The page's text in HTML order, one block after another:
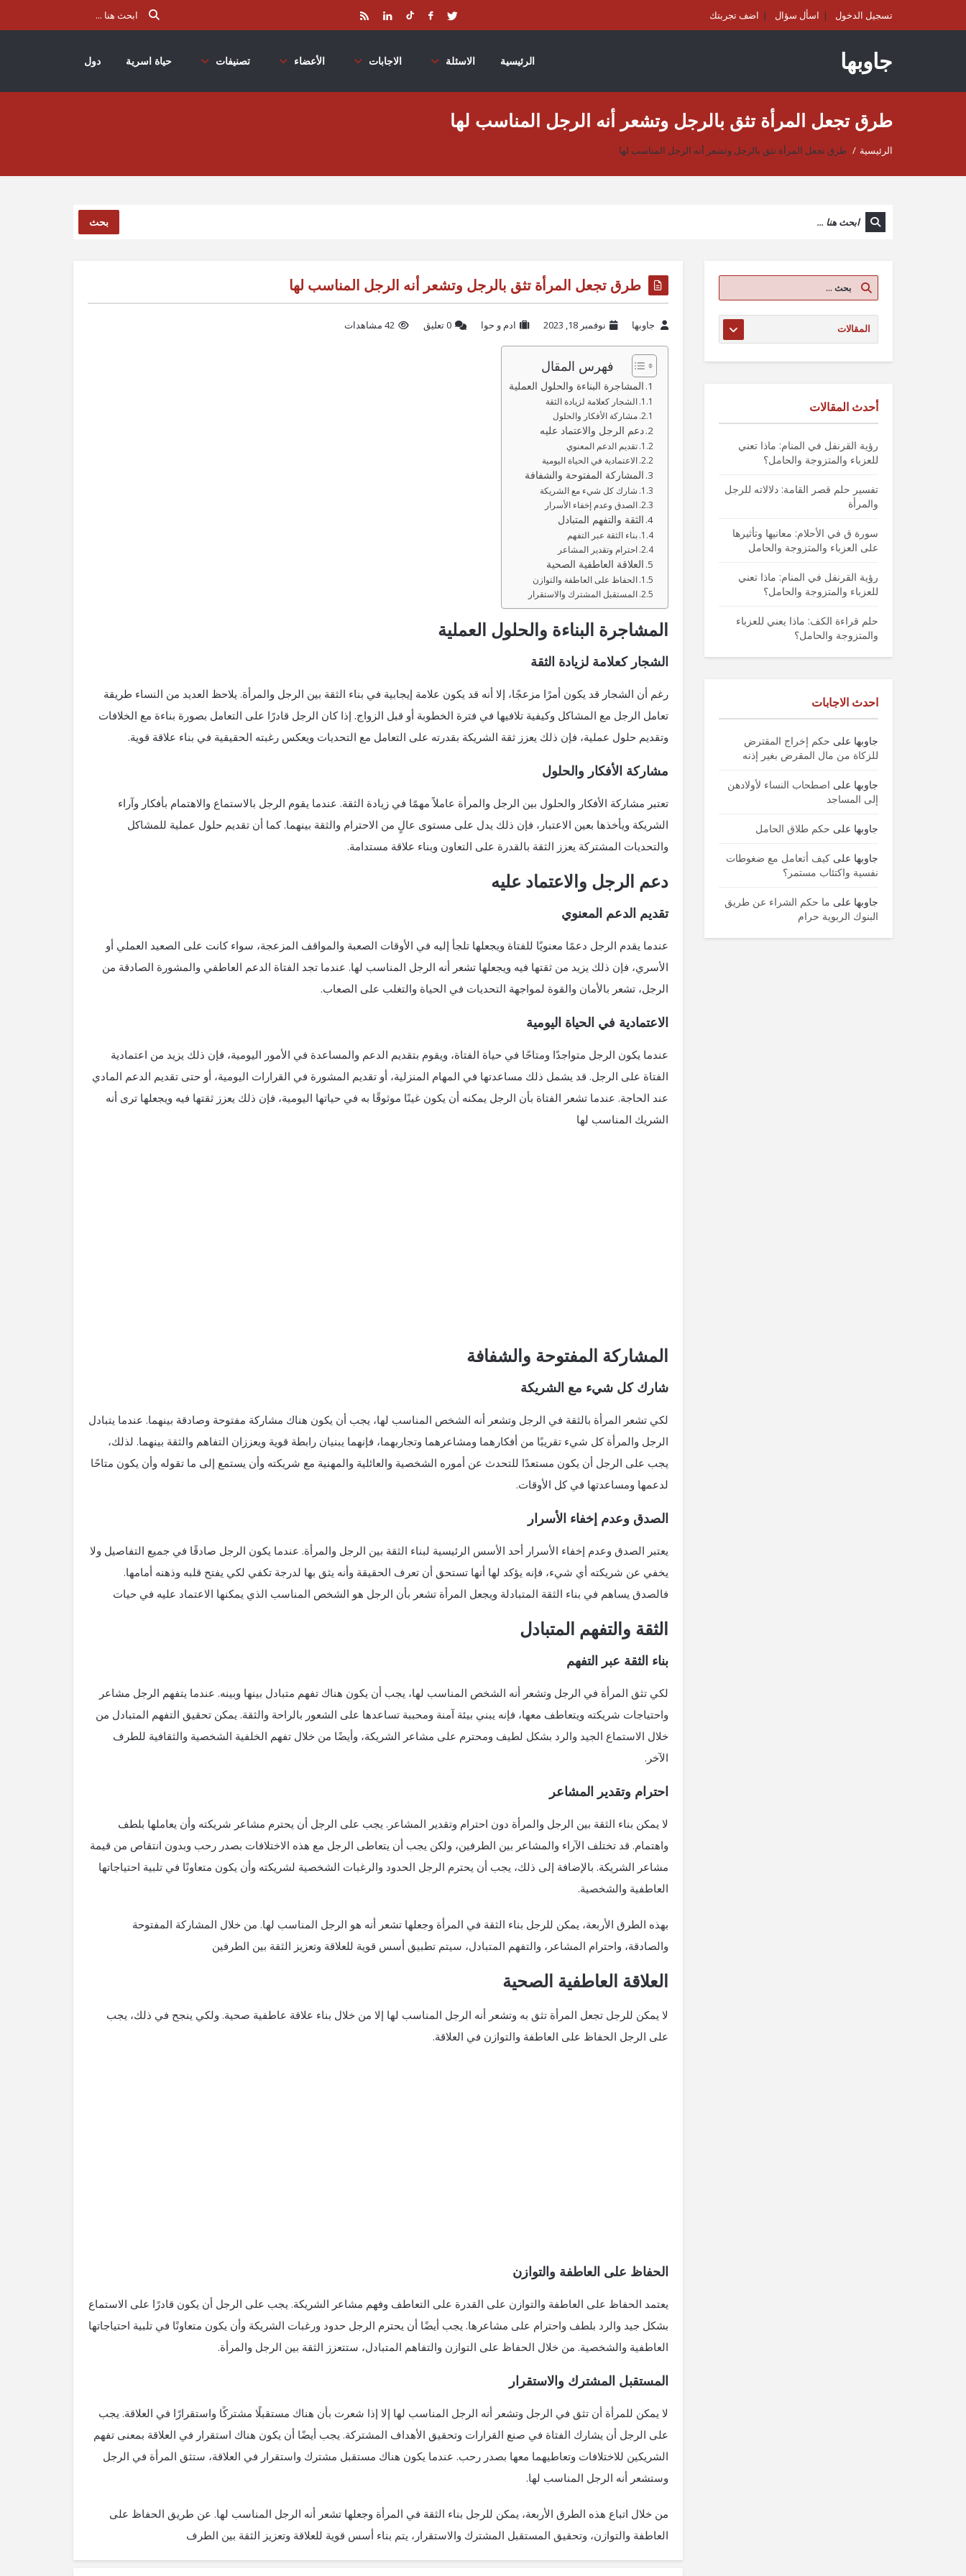
تسجيل الدخول اسأل سؤال اضف تجربتك
جاوبها الرئيسية الاسئلة الاجابات الأعضاء تصنيفات حياة اسرية دول
طرق تجعل المرأة تثق بالرجل وتشعر أنه الرجل المناسب لها
الرئيسية / طرق تجعل المرأة تثق بالرجل وتشعر أنه الرجل المناسب لها
بحث
طرق تجعل المرأة تثق بالرجل وتشعر أنه الرجل المناسب لها
جاوبها نوفمبر 18, 2023 ادم و حوا ‫0 تعليق 42 مشاهدات
فهرس المقال
المشاجرة البناءة والحلول العملية
الشجار كعلامة لزيادة الثقة
مشاركة الأفكار والحلول
دعم الرجل والاعتماد عليه
تقديم الدعم المعنوي
الاعتمادية في الحياة اليومية
المشاركة المفتوحة والشفافة
شارك كل شيء مع الشريكة
الصدق وعدم إخفاء الأسرار
الثقة والتفهم المتبادل
بناء الثقة عبر التفهم
احترام وتقدير المشاعر
العلاقة العاطفية الصحية
الحفاظ على العاطفة والتوازن
المستقبل المشترك والاستقرار
المشاجرة البناءة والحلول العملية
الشجار كعلامة لزيادة الثقة
رغم أن الشجار قد يكون أمرًا مزعجًا، إلا أنه قد يكون علامة إيجابية في بناء الثقة بين الرجل والمرأة. يلاحظ العديد من النساء طريقة
تعامل الرجل مع المشاكل وكيفية تلافيها في فترة الخطوبة أو قبل الزواج. إذا كان الرجل قادرًا على التعامل بصورة بناءة مع الخلافات
وتقديم حلول عملية، فإن ذلك يعزز ثقة الشريكة بقدرته على التعامل مع التحديات ويعكس رغبته الحقيقية في بناء علاقة قوية.
مشاركة الأفكار والحلول
تعتبر مشاركة الأفكار والحلول بين الرجل والمرأة عاملاً مهمًا في زيادة الثقة. عندما يقوم الرجل بالاستماع والاهتمام بأفكار وآراء
الشريكة ويأخذها بعين الاعتبار، فإن ذلك يدل على مستوى عالٍ من الاحترام والثقة بينهما. كما أن تقديم حلول عملية للمشاكل
والتحديات المشتركة يعزز الثقة بالقدرة على التعاون وبناء علاقة مستدامة.
دعم الرجل والاعتماد عليه
تقديم الدعم المعنوي
عندما يقدم الرجل دعمًا معنويًا للفتاة ويجعلها تلجأ إليه في الأوقات الصعبة والمواقف المزعجة، سواء كانت على الصعيد العملي أو
الأسري، فإن ذلك يزيد من ثقتها فيه ويجعلها تشعر أنه الرجل المناسب لها. عندما تجد الفتاة الدعم العاطفي والمشورة الصادقة من
الرجل، تشعر بالأمان والقوة لمواجهة التحديات في الحياة والتغلب على الصعاب.
الاعتمادية في الحياة اليومية
عندما يكون الرجل متواجدًا ومتاحًا في حياة الفتاة، ويقوم بتقديم الدعم والمساعدة في الأمور اليومية، فإن ذلك يزيد من اعتمادية
الفتاة على الرجل. قد يشمل ذلك مساعدتها في المهام المنزلية، أو تقديم المشورة في القرارات اليومية، أو حتى تقديم الدعم المادي
عند الحاجة. عندما تشعر الفتاة بأن الرجل يمكنه أن يكون غينًا موثوقًا به في حياتها اليومية، فإن ذلك يعزز ثقتها فيه ويجعلها ترى أنه
الشريك المناسب لها
المشاركة المفتوحة والشفافة
شارك كل شيء مع الشريكة
لكي تشعر المرأة بالثقة في الرجل وتشعر أنه الشخص المناسب لها، يجب أن يكون هناك مشاركة مفتوحة وصادقة بينهما. عندما يتبادل
الرجل والمرأة كل شيء تقريبًا من أفكارهما ومشاعرهما وتجاربهما، فإنهما يبنيان رابطة قوية ويعززان التفاهم والثقة بينهما. لذلك،
يجب على الرجل أن يكون مستعدًا للتحدث عن أموره الشخصية والعائلية والمهنية مع شريكته وأن يستمع إلى ما تقوله وأن يكون متاحًا
لدعمها ومساعدتها في كل الأوقات.
الصدق وعدم إخفاء الأسرار
يعتبر الصدق وعدم إخفاء الأسرار أحد الأسس الرئيسية لبناء الثقة بين الرجل والمرأة. عندما يكون الرجل صادقًا في جميع التفاصيل ولا
يخفي عن شريكته أي شيء، فإنه يؤكد لها أنها تستحق أن تعرف الحقيقة وأنه يثق بها لدرجة تكفي لكي يفتح قلبه وذهنه أمامها.
فالصدق يساهم في بناء الثقة المتبادلة ويجعل المرأة تشعر بأن الرجل هو الشخص المناسب الذي يمكنها الاعتماد عليه في حيات
الثقة والتفهم المتبادل
بناء الثقة عبر التفهم
لكي تثق المرأة في الرجل وتشعر أنه الشخص المناسب لها، يجب أن يكون هناك تفهم متبادل بينها وبينه. عندما يتفهم الرجل مشاعر
واحتياجات شريكته ويتعاطف معها، فإنه يبني بيئة آمنة ومحببة تساعدها على الشعور بالراحة والثقة. يمكن تحقيق التفهم المتبادل من
خلال الاستماع الجيد والرد بشكل لطيف ومحترم على مشاعر الشريكة، وأيضًا من خلال تفهم الخلفية الشخصية والثقافية للطرف
الآخر.
احترام وتقدير المشاعر
لا يمكن بناء الثقة بين الرجل والمرأة دون احترام وتقدير المشاعر. يجب على الرجل أن يحترم مشاعر شريكته وأن يعاملها بلطف
واهتمام. قد تختلف الآراء والمشاعر بين الطرفين، ولكن يجب أن يتعاطى الرجل مع هذه الاختلافات بصدر رحب وبدون انتقاص من قيمة
مشاعر الشريكة. بالإضافة إلى ذلك، يجب أن يحترم الرجل الحدود والرغبات الشخصية لشريكته وأن يكون متعاونًا في تلبية احتياجاتها
العاطفية والشخصية.
بهذه الطرق الأربعة، يمكن للرجل بناء الثقة في المرأة وجعلها تشعر أنه هو الرجل المناسب لها. من خلال المشاركة المفتوحة
والصادقة، واحترام المشاعر، والتفهم المتبادل، سيتم تطبيق أسس قوية للعلاقة وتعزيز الثقة بين الطرفين
العلاقة العاطفية الصحية
لا يمكن للرجل تجعل المرأة تثق به وتشعر أنه الرجل المناسب لها إلا من خلال بناء علاقة عاطفية صحية. ولكي ينجح في ذلك، يجب
على الرجل الحفاظ على العاطفة والتوازن في العلاقة.
الحفاظ على العاطفة والتوازن
يعتمد الحفاظ على العاطفة والتوازن على القدرة على التعاطف وفهم مشاعر الشريكة. يجب على الرجل أن يكون قادرًا على الاستماع
بشكل جيد والرد بلطف واحترام على مشاعرها. يجب أيضًا أن يحترم الرجل حدود ورغبات الشريكة وأن يكون متعاونًا في تلبية احتياجاتها
العاطفية والشخصية. من خلال الحفاظ على التوازن والتفاهم المتبادل، ستتعزز الثقة بين الرجل والمرأة.
المستقبل المشترك والاستقرار
لا يمكن للمرأة أن تثق في الرجل وتشعر أنه الرجل المناسب لها إلا إذا شعرت بأن هناك مستقبلًا مشتركًا واستقرارًا في العلاقة. يجب
على الرجل أن يشارك الفتاة في صنع القرارات وتحقيق الأهداف المشتركة. يجب أيضًا أن يكون هناك استقرار في العلاقة بمعنى تفهم
الشريكين للاختلافات وتعاطيهما معها بصدر رحب. عندما يكون هناك مستقبل مشترك واستقرار في العلاقة، ستثق المرأة في الرجل
وستشعر أنه الرجل المناسب لها.
من خلال اتباع هذه الطرق الأربعة، يمكن للرجل بناء الثقة في المرأة وجعلها تشعر أنه الرجل المناسب لها. عن طريق الحفاظ على
العاطفة والتوازن، وتحقيق المستقبل المشترك والاستقرار، يتم بناء أسس قوية للعلاقة وتعزيز الثقة بين الطرف
أحدث المقالات
رؤية القرنفل في المنام: ماذا تعني
للعزباء والمتزوجة والحامل؟
تفسير حلم قصر القامة: دلالاته للرجل
والمرأة
سورة ق في الأحلام: معانيها وتأثيرها
على العزباء والمتزوجة والحامل
رؤية القرنفل في المنام: ماذا تعني
للعزباء والمتزوجة والحامل؟
حلم قراءة الكف: ماذا يعني للعزباء
والمتزوجة والحامل؟
احدث الاجابات
جاوبها على حكم إخراج المقترض
للزكاة من مال المقرض بغير إذنه
جاوبها على اصطحاب النساء لأولادهن
إلى المساجد
جاوبها على حكم طلاق الحامل
جاوبها على كيف أتعامل مع ضغوطات
نفسية واكتئاب مستمر؟
جاوبها على ما حكم الشراء عن طريق
البنوك الربوية حرام